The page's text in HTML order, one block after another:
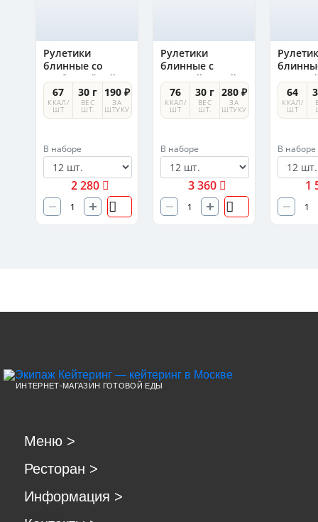
Рулетики
блинные со
слабосолёной
сёмгой
67
ККАЛ/
ШТ
30 г
ВЕС
ШТ.
190 ₽
ЗА
ШТУКУ
В наборе
2 280
Рулетики
блинные с
красной икрой
76
ККАЛ/
ШТ
30 г
ВЕС
ШТ.
280 ₽
ЗА
ШТУКУ
В наборе
3 360
64
ККАЛ/
ШТ
В наборе
1
ИНТЕРНЕТ-МАГАЗИН ГОТОВОЙ ЕДЫ
Меню >
Ресторан >
Информация >